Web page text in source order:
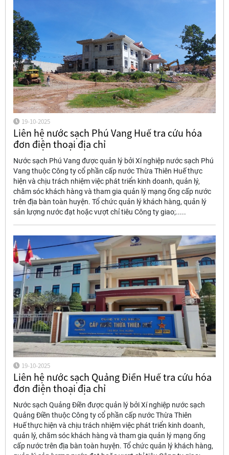
19-10-2025
Liên hệ nước sạch Phú Vang Huế tra cứu hóa
đơn điện thoại địa chỉ
Nước sạch Phú Vang được quản lý bởi Xí nghiệp nước sạch Phú
Vang thuộc Công ty cổ phần cấp nước Thừa Thiên Huế thực
hiện và chịu trách nhiệm việc phát triển kinh doanh, quản lý,
chăm sóc khách hàng và tham gia quản lý mạng ống cấp nước
trên địa bàn toàn huyện. Tổ chức quản lý khách hàng, quản lý
sản lượng nước đạt hoặc vượt chỉ tiêu Công ty giao;.....
19-10-2025
Liên hệ nước sạch Quảng Điền Huế tra cứu hóa
đơn điện thoại địa chỉ
Nước sạch Quảng Điền được quản lý bởi Xí nghiệp nước sạch
Quảng Điền thuộc Công ty cổ phần cấp nước Thừa Thiên
Huế thực hiện và chịu trách nhiệm việc phát triển kinh doanh,
quản lý, chăm sóc khách hàng và tham gia quản lý mạng ống
cấp nước trên địa bàn toàn huyện. Tổ chức quản lý khách hàng,